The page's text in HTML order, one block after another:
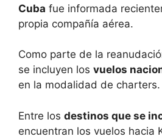
Cuba fue informada
propia compañía aérea.
Como parte de la
se incluyen los vuelos
en la modalidad de charters.
Entre los destinos que se
encuentran los vuelos hacia